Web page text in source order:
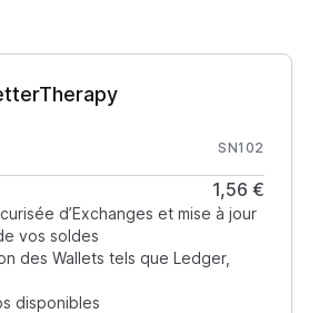
SN102
1,56 €
d’Exchanges et mise à jour
vos soldes
des Wallets tels que Ledger,
disponibles